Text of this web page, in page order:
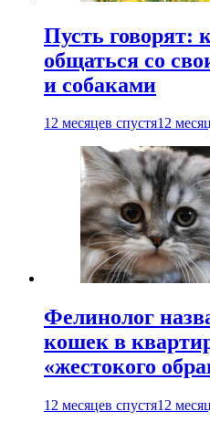
Пусть говорят:
общаться со
и собаками
12 месяцев спустя12
Фелинолог
кошек в
«жестокого
12 месяцев спустя12